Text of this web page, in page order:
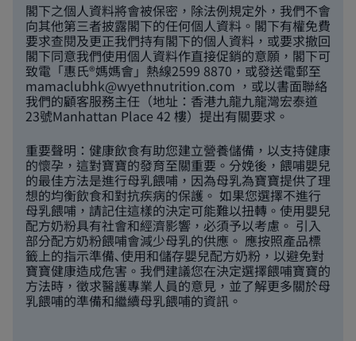
閣下之個人資料將會被保密，除法例規定外，我們不會
向其他第三者披露閣下的任何個人資料。閣下有權免費
要求查閱及更正我們持有閣下的個人資料，或要求撤回
閣下同意我們使用個人資料作直接促銷的意願，閣下可
致電「惠氏®媽媽會」熱線2599 8870，或發送電郵至
mamaclubhk@wyethnutrition.com ，或以書面聯絡
我們的顧客服務主任（地址：香港九龍九龍灣宏泰道
23號Manhattan Place 42 樓）提出有關要求。
重要聲明：健康飲食有助您建立營養儲備，以支持健康
的懷孕，這對寶寶的發育至關重要。分娩後，餵哺嬰兒
的最佳方法是進行母乳餵哺，因為母乳為寶寶提供了理
想的均衡飲食和對抗疾病的保護。 如果您選擇不進行
母乳餵哺，請記住這樣的決定可能難以扭轉。使用嬰兒
配方奶粉具有社會和經濟影響，必須予以考慮。 引入
部分配方奶粉餵哺會減少母乳的供應。 應按照產品標
籤上的指示準備､使用和儲存嬰兒配方奶粉，以避免對
寶寶健康造成危害。我們建議您在決定選擇餵哺寶寶的
方法時，徵求醫護專業人員的意見，並了解更多關於母
乳餵哺的準備和繼續母乳餵哺的資訊。